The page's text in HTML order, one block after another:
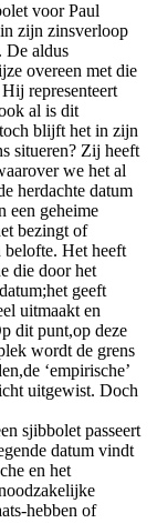
voor Paul
zijn zinsverloop
De aldus
overeen met die
representeert
al is dit
blijft het in zijn
situeren? Zij heeft
we het al
herdachte datum
een geheime
bezingt of
belofte. Het heeft
die door het
geeft
uitmaakt en
dit punt,op deze
wordt de grens
‘empirische’
uitgewist. Doch
sjibbolet passeert
datum vindt
en het
hebben of